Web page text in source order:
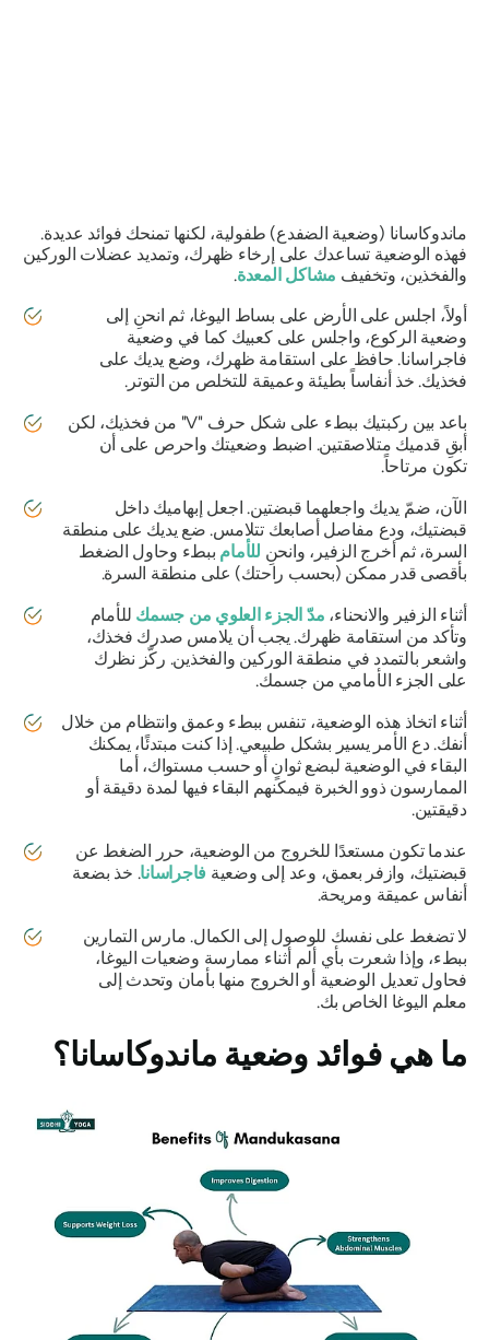
ماندوكاسانا(وضعية الضفدع) طفولية، لكنها تمنحك فوائد عديدة.
فهذه الوضعية تساعدك على إرخاء ظهرك، وتمديد عضلات الوركين
والفخذين، وتخفيفمشاكل المعدة.
أولاً، اجلس على الأرض على بساط اليوغا، ثم انحنِ إلى
وضعية الركوع، واجلس على كعبيك كما في وضعية
فاجراسانا. حافظ على استقامة ظهرك، وضع يديك على
فخذيك. خذ أنفاساً بطيئة وعميقة للتخلص من التوتر.
باعد بين ركبتيك ببطء على شكل حرف "V" من فخذيك، لكن
أبقِ قدميك متلاصقتين. اضبط وضعيتك واحرص على أن
تكون مرتاحاً.
الآن، ضمّ يديك واجعلهما قبضتين. اجعل إبهاميك داخل
قبضتيك، ودع مفاصل أصابعك تتلامس. ضع يديك على منطقة
السرة، ثم أخرج الزفير، وانحنِللأمامببطء وحاول الضغط
بأقصى قدر ممكن (بحسب راحتك) على منطقة السرة.
أثناء الزفير والانحناء،مدّ الجزء العلوي من جسمكللأمام
وتأكد من استقامة ظهرك. يجب أن يلامس صدرك فخذك،
واشعر بالتمدد في منطقة الوركين والفخذين. ركّز نظرك
على الجزء الأمامي من جسمك.
أثناء اتخاذ هذه الوضعية، تنفس ببطء وعمق وانتظام من خلال
أنفك. دع الأمر يسير بشكل طبيعي. إذا كنت مبتدئًا، يمكنك
البقاء في الوضعية لبضع ثوانٍ أو حسب مستواك، أما
الممارسون ذوو الخبرة فيمكنهم البقاء فيها لمدة دقيقة أو
دقيقتين.
عندما تكون مستعدًا للخروج من الوضعية، حرر الضغط عن
قبضتيك، وازفر بعمق، وعد إلى وضعيةفاجراسانا. خذ بضعة
أنفاس عميقة ومريحة.
لا تضغط على نفسك للوصول إلى الكمال. مارس التمارين
ببطء، وإذا شعرت بأي ألم أثناء ممارسة وضعيات اليوغا،
فحاول تعديل الوضعية أو الخروج منها بأمان وتحدث إلى
معلم اليوغا الخاص بك.
ما هي فوائد وضعيةماندوكاسانا؟